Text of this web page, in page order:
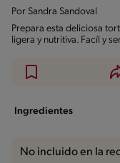
Por Sandra Sandoval
Prepara esta deliciosa
ligera y nutritiva. Facíl y
Ingredientes
No incluido en la